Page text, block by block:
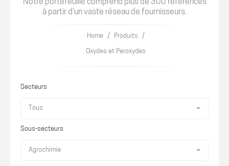
Notre portefeuille comprend plus de 300 références
à partir d'un vaste réseau de fournisseurs.
Home / Produits /
Oxydes et Peroxydes
Secteurs
Tous
Sous-secteurs
Agrochimie